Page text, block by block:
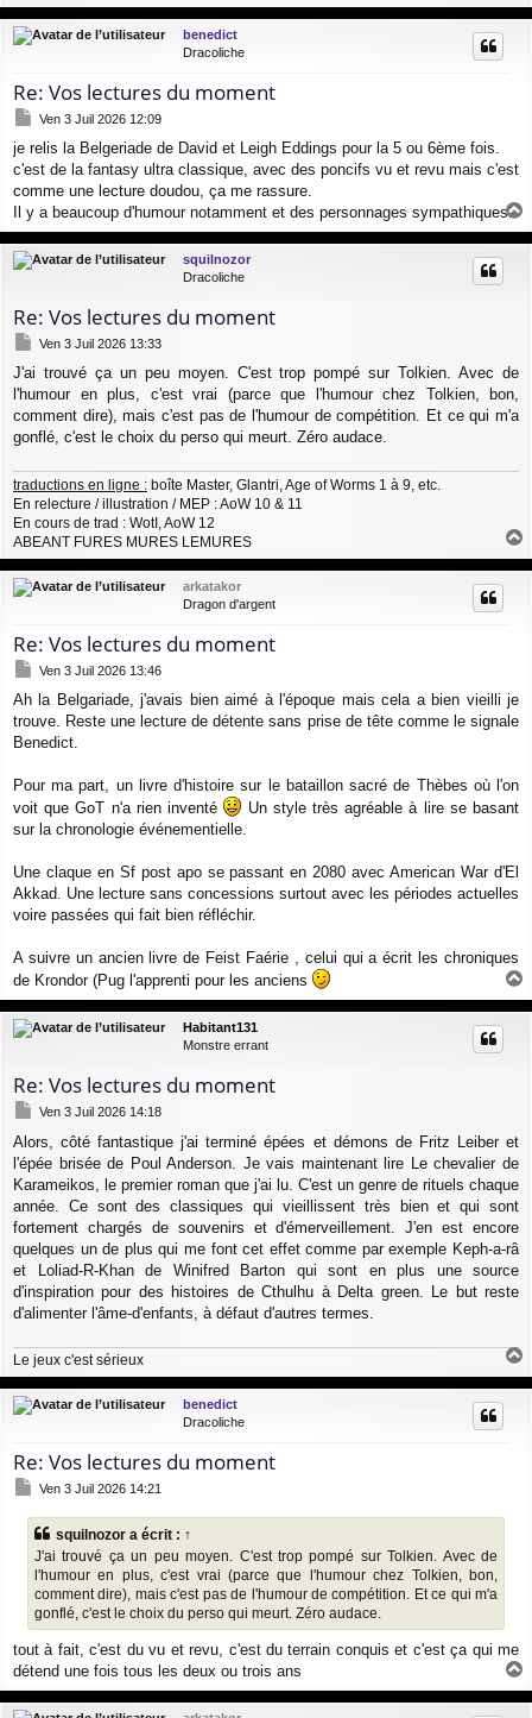
u
benedict
Dracoliche
Re: Vos lectures du moment
M
s
s
a
e
Ven 3 Juil 2026 12:09
je relis la Belgeriade de David et Leigh Eddings pour la 5 ou 6ème fois.
c'est de la fantasy ultra classique, avec des poncifs vu et revu mais c'est
comme une lecture doudou, ça me rassure.
Il y a beaucoup d'humour notamment et des personnages sympathiques.
a
u
squilnozor
Dracoliche
Re: Vos lectures du moment
M
s
a
g
e
Ven 3 Juil 2026 13:33
J'ai trouvé ça un peu moyen. C'est trop pompé sur Tolkien. Avec de
l'humour en plus, c'est vrai (parce que l'humour chez Tolkien, bon,
comment dire), mais c'est pas de l'humour de compétition. Et ce qui m'a
gonflé, c'est le choix du perso qui meurt. Zéro audace.
traductions en ligne : boîte Master, Glantri, Age of Worms 1 à 9, etc.
En relecture / illustration / MEP : AoW 10 & 11
En cours de trad : WotI, AoW 12
ABEANT FURES MURES LEMURES
a
u
arkatakor
Dragon d'argent
Re: Vos lectures du moment
M
s
s
a
Ven 3 Juil 2026 13:46
Ah la Belgariade, j'avais bien aimé à l'époque mais cela a bien vieilli je
trouve. Reste une lecture de détente sans prise de tête comme le signale
Benedict.
Pour ma part, un livre d'histoire sur le bataillon sacré de Thèbes où l'on
voit que GoT n'a rien inventé
Un style très agréable à lire se basant
sur la chronologie événementielle.
Une claque en Sf post apo se passant en 2080 avec American War d'El
Akkad. Une lecture sans concessions surtout avec les périodes actuelles
voire passées qui fait bien réfléchir.
A suivre un ancien livre de Feist Faérie , celui qui a écrit les chroniques
de Krondor (Pug l'apprenti pour les anciens
a
u
Habitant131
Monstre errant
Re: Vos lectures du moment
M
s
s
a
g
e
Ven 3 Juil 2026 14:18
Alors, côté fantastique j'ai terminé épées et démons de Fritz Leiber et
l'épée brisée de Poul Anderson. Je vais maintenant lire Le chevalier de
Karameikos, le premier roman que j'ai lu. C'est un genre de rituels chaque
année. Ce sont des classiques qui vieillissent très bien et qui sont
fortement chargés de souvenirs et d'émerveillement. J'en est encore
quelques un de plus qui me font cet effet comme par exemple Keph-a-râ
et Loliad-R-Khan de Winifred Barton qui sont en plus une source
d'inspiration pour des histoires de Cthulhu à Delta green. Le but reste
d'alimenter l'âme-d'enfants, à défaut d'autres termes.
Le jeux c'est sérieux
a
u
benedict
Dracoliche
Re: Vos lectures du moment
M
s
s
a
g
e
Ven 3 Juil 2026 14:21
squilnozor a écrit : ↑
J'ai trouvé ça un peu moyen. C'est trop pompé sur Tolkien. Avec de
l'humour en plus, c'est vrai (parce que l'humour chez Tolkien, bon,
comment dire), mais c'est pas de l'humour de compétition. Et ce qui m'a
gonflé, c'est le choix du perso qui meurt. Zéro audace.
tout à fait, c'est du vu et revu, c'est du terrain conquis et c'est ça qui me
détend une fois tous les deux ou trois ans
a
u